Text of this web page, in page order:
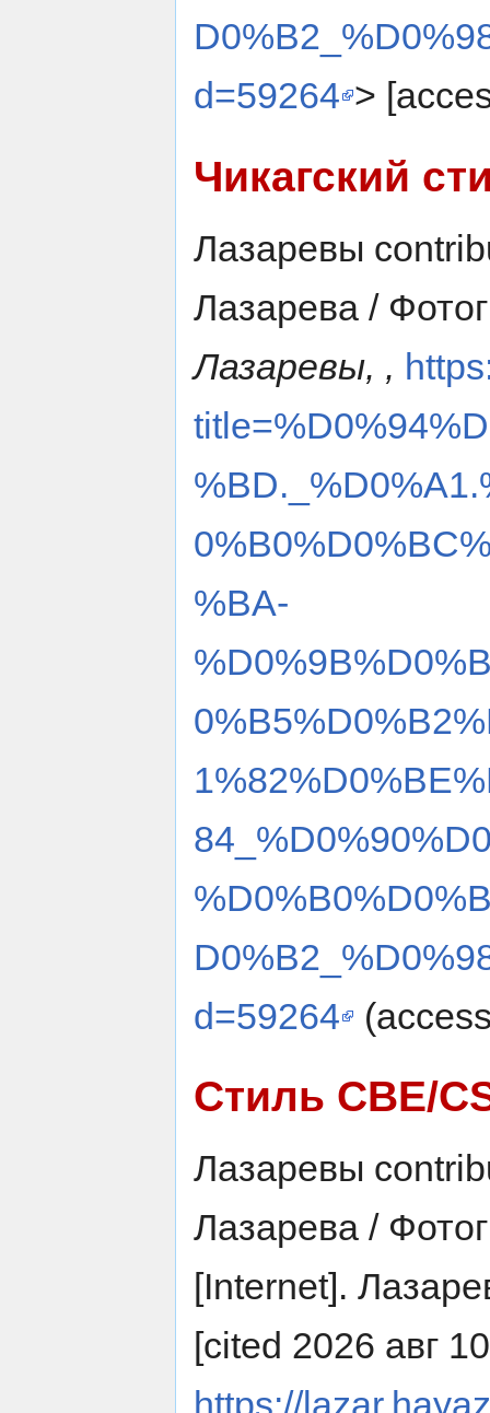
d=59264 >
Чикагский
Лазаревы
Лазарева /
Лазаревы, ,
%BA-
d=59264
Стиль CBE/
Лазаревы
Лазарева /
[Internet].
[cited 2026 авг
https://